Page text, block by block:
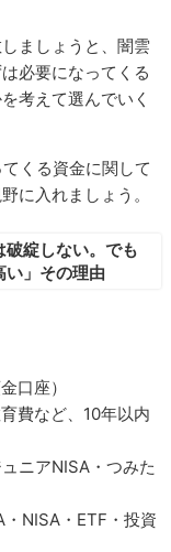
ましょうと、闇雲
必要になってくる
考えて選んでいく
くる資金に関して
に入れましょう。
破綻しない。でも
い」その理由
口座）
費など、10年以内
ニアNISA・つみた
NISA・ETF・投資